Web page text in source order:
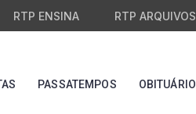
RTP ENSINA RTP ARQUIVOS
PASSATEMPOS OBITUÁRIO